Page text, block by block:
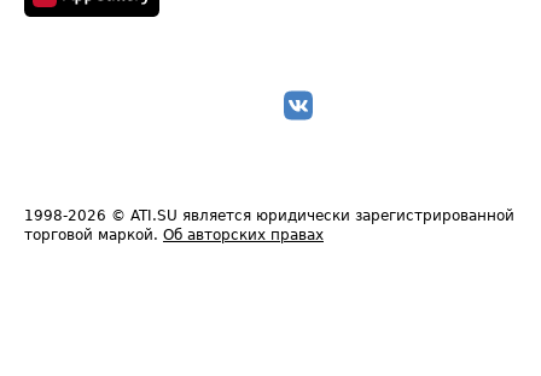
1998-2026 © ATI.SU является юридически зарегистрированной
торговой маркой. Об авторских правах